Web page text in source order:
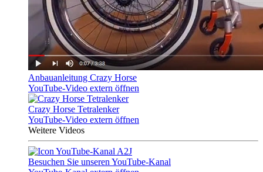
Anbauanleitung Crazy Horse
YouTube-Video extern öffnen
Crazy Horse Tetralenker
YouTube-Video extern öffnen
Weitere Videos
Besuchen Sie unseren YouTube-Kanal